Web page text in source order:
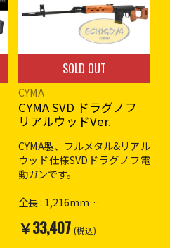
SOLD OUT
CYMA
CYMA SVD ドラグノフ
リアルウッドVer.
CYMA製、フルメタル&リアル
ウッド仕様SVDドラグノフ電
動ガンです。
全長 : 1,216mm
ホップ : 可変式
￥33,407 (税込)